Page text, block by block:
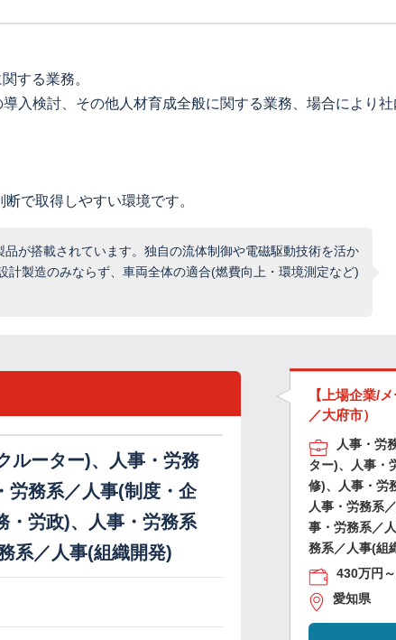
する業務。
入検討、その他人材育成全般に関する業務、場合により社
で取得しやすい環境です。
が搭載されています。独自の流体制御や電磁駆動技術を活か
製造のみならず、車両全体の適合(燃費向上・環境測定など)
ルーター)、人事・労務
労務系／人事(制度・企
・労政)、人事・労務系
系／人事(組織開発)
【上場企業/
／大府市）
人事・労
ター)、人事・
修)、人事・労
人事・労務系
事・労務系／
務系／人事(組
430万円
愛知県